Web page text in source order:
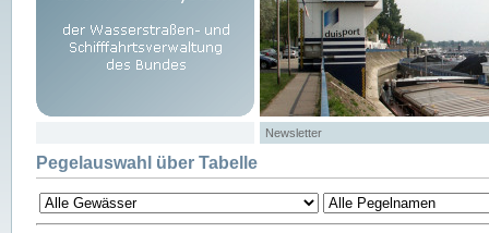
Newsletter
Pegelauswahl über Tabelle